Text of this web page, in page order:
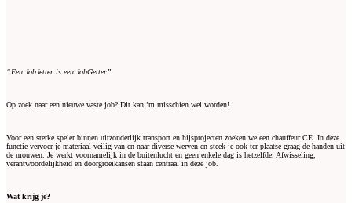
“Een JobJetter is een JobGetter”
Op zoek naar een nieuwe vaste job? Dit kan ’m misschien wel worden!
Voor een sterke speler binnen uitzonderlijk transport en hijsprojecten zoeken we een chauffeur CE. In deze
functie vervoer je materiaal veilig van en naar diverse werven en steek je ook ter plaatse graag de handen uit
de mouwen. Je werkt voornamelijk in de buitenlucht en geen enkele dag is hetzelfde. Afwisseling,
verantwoordelijkheid en doorgroeikansen staan centraal in deze job.
Wat krijg je?